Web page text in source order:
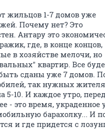
жильцов 1-7 домов уже
Почему нет? Это
Антару это
где, в конце концов,
в хозяйстве мелочи, но
квартир. Все
сданы уже 7 домов.
так нужных
5-10. И каждое утро, перед
- это время, украденное
барахолку... И
и где придется с